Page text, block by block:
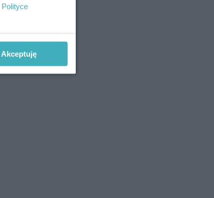
Polityce
Akceptuję